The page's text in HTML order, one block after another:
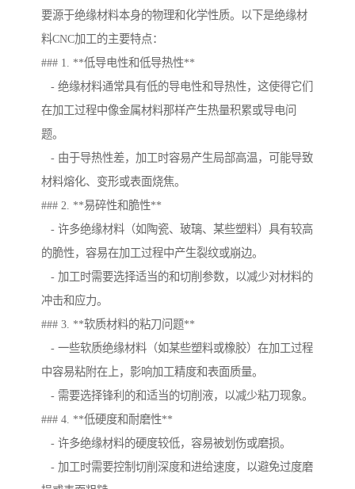
要源于绝缘材料本身的物理和化学性质。以下是绝缘材
料CNC加工的主要特点：
### 1. **低导电性和低导热性**
- 绝缘材料通常具有低的导电性和导热性，这使得它们
在加工过程中像金属材料那样产生热量积累或导电问
题。
- 由于导热性差，加工时容易产生局部高温，可能导致
材料熔化、变形或表面烧焦。
### 2. **易碎性和脆性**
- 许多绝缘材料（如陶瓷、玻璃、某些塑料）具有较高
的脆性，容易在加工过程中产生裂纹或崩边。
- 加工时需要选择适当的和切削参数，以减少对材料的
冲击和应力。
### 3. **软质材料的粘刀问题**
- 一些软质绝缘材料（如某些塑料或橡胶）在加工过程
中容易粘附在上，影响加工精度和表面质量。
- 需要选择锋利的和适当的切削液，以减少粘刀现象。
### 4. **低硬度和耐磨性**
- 许多绝缘材料的硬度较低，容易被划伤或磨损。
- 加工时需要控制切削深度和进给速度，以避免过度磨